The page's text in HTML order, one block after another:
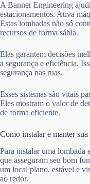
A Banner Engineering
estacionamentos. Ativa
Estas lombadas não só
recursos de forma sábia.
Elas garantem decisões
a segurança e eficiência.
segurança nas ruas.
Esses sistemas são vitais
Eles mostram o valor de
de forma eficiente.
Como instalar e manter
Para instalar uma lombada
que asseguram seu bom
um local plano, estável e
ao redor.